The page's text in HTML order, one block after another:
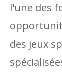
l'une des
des jeux